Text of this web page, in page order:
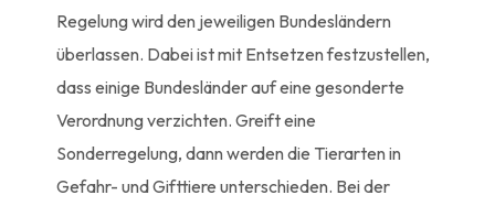
Regelung wird den jeweiligen Bundesländern
überlassen. Dabei ist mit Entsetzen festzustellen,
dass einige Bundesländer auf eine gesonderte
Verordnung verzichten. Greift eine
Sonderregelung, dann werden die Tierarten in
Gefahr- und Gifttiere unterschieden. Bei der